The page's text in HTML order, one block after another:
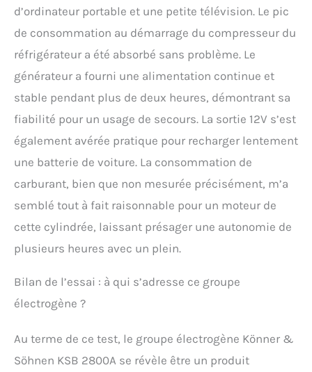
d’ordinateur portable et une petite télévision. Le pic
de consommation au démarrage du compresseur du
réfrigérateur a été absorbé sans problème. Le
générateur a fourni une alimentation continue et
stable pendant plus de deux heures, démontrant sa
fiabilité pour un usage de secours. La sortie 12V s’est
également avérée pratique pour recharger lentement
une batterie de voiture. La consommation de
carburant, bien que non mesurée précisément, m’a
semblé tout à fait raisonnable pour un moteur de
cette cylindrée, laissant présager une autonomie de
plusieurs heures avec un plein.
Bilan de l’essai : à qui s’adresse ce groupe
électrogène ?
Au terme de ce test, le groupe électrogène Könner &
Söhnen KSB 2800A se révèle être un produit